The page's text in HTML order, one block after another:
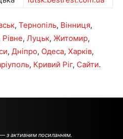
, Тернопіль, Вінниця,
Рівне, Луцьк, Житомир,
, Дніпро, Одеса, Харків,
, Кривий Ріг, Сайти.
з активним посиланням.